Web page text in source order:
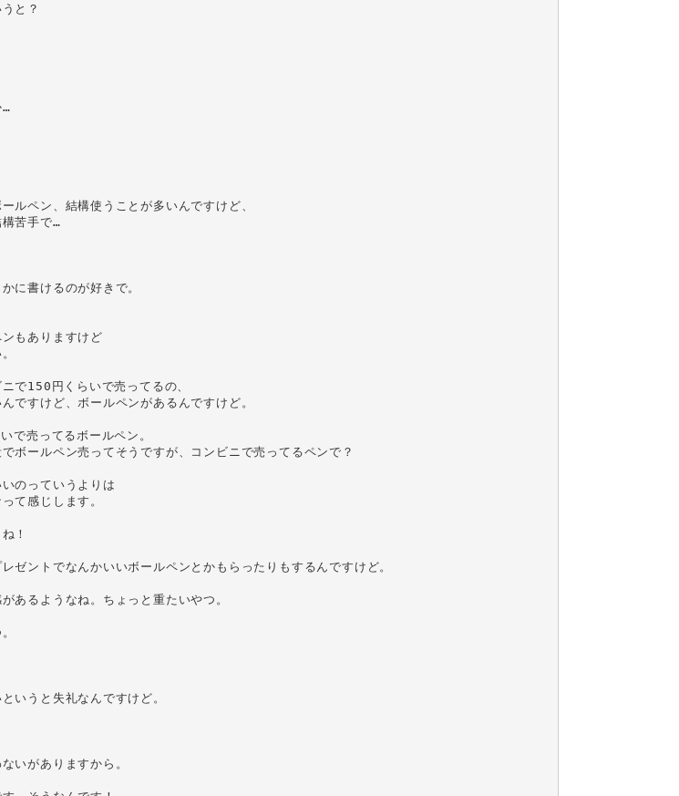
と？
…
ルペン、結構使うことが多いんですけど、
苦手で…
に書けるのが好きで。
もありますけど
で150円くらいで売ってるの、
ですけど、ボールペンがあるんですけど。
で売ってるボールペン。
ボールペン売ってそうですが、コンビニで売ってるペンで？
のっていうよりは
て感じします。
！
ゼントでなんかいいボールペンとかもらったりもするんですけど。
あるようなね。ちょっと重たいやつ。
いうと失礼なんですけど。
いがありますから。